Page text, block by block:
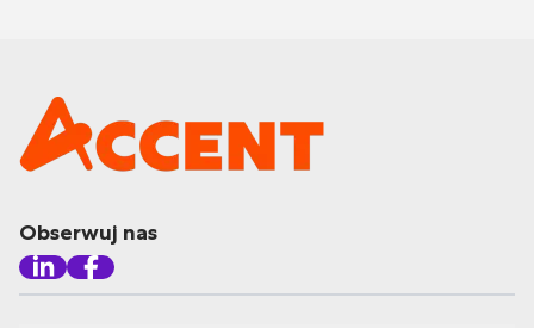
Obserwuj nas